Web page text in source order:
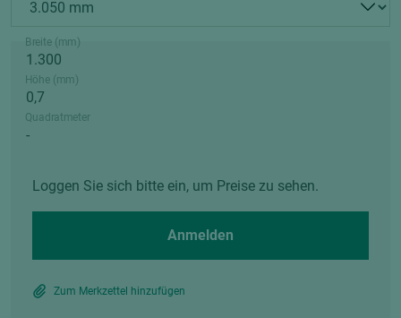
Breite (mm)
Höhe (mm)
Quadratmeter
Loggen Sie sich bitte ein, um Preise zu sehen.
Anmelden
Zum Merkzettel hinzufügen